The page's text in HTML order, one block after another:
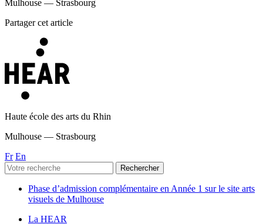
Mulhouse — Strasbourg
Partager cet article
Haute école des arts du Rhin
Mulhouse — Strasbourg
Fr En
Phase d’admission complémentaire en Année 1 sur le site arts
visuels de Mulhouse
La HEAR